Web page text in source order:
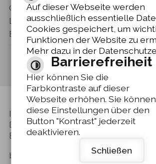
Gebärdensprache
Leichte Sprache
Barrierefreie Ansicht
Inhalt-Impressum-
Datenschutzerklärung-
Barrierefreiheit
by
cm city media GmbH
Auf dieser Webseite werden
ausschließlich essentielle
Cookies gespeichert, um
Funktionen der Website zu
Mehr dazu in der
Barrierefreiheit
Hier können Sie die
Farbkontraste auf dieser
Webseite erhöhen. Sie können
diese Einstellungen über den
Button "Kontrast" jederzeit
deaktivieren.
Schließen